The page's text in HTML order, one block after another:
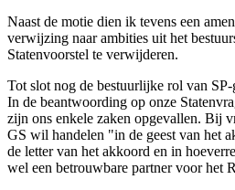
Naast de motie dien ik tevens een
verwijzing naar ambities uit het
Statenvoorstel te verwijderen.
Tot slot nog de bestuurlijke rol van
In de beantwoording op onze
zijn ons enkele zaken opgevallen. Bij
GS wil handelen "in de geest van het
de letter van het akkoord en in
wel een betrouwbare partner voor het